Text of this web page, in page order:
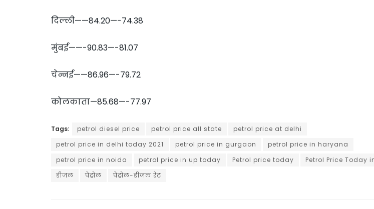
दिल्ली——84.20—-74.38
मुंबई——-90.83—-81.07
चेन्नई——86.96—-79.72
कोलकाता—85.68—-77.97
Tags: petrol diesel price petrol price all state
petrol price at delhi
petrol price in delhi today 2021
petrol price in gurgaon
petrol price in haryana
petrol price in noida
petrol price in up today Petrol price today
Petrol Price Today
डीजल
पेट्रोल पेट्रोल-डीजल रेट